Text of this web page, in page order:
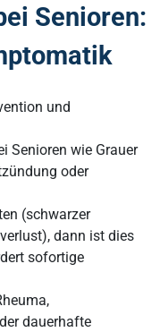
Senioren:
und
Senioren wie Grauer
oder
(schwarzer
dann ist dies
sofortige
dauerhafte